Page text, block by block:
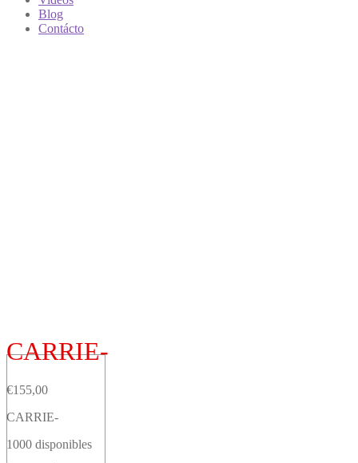
Blog
Contácto
CARRIE-
€155,00
CARRIE-
1000 disponibles